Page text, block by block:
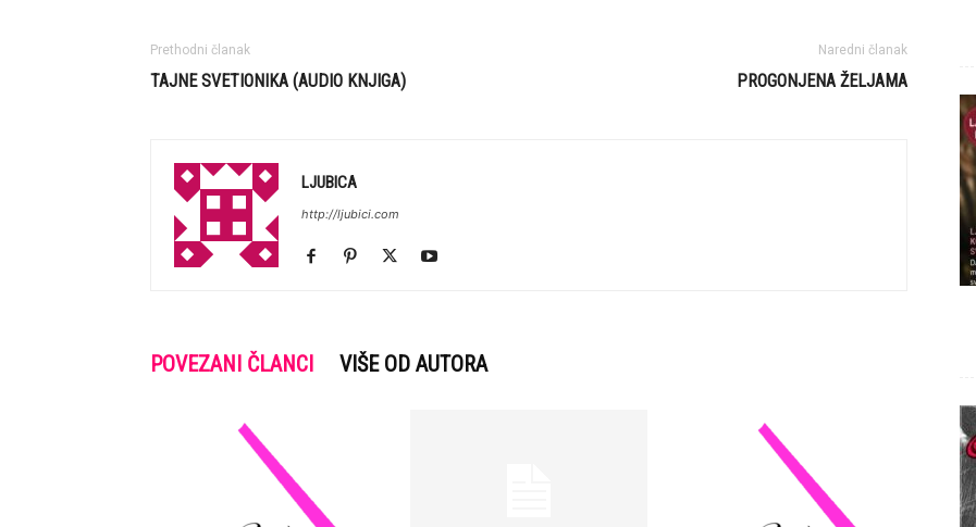
Prethodni članak
TAJNE SVETIONIKA (AUDIO KNJIGA)
Naredni članak
PROGONJENA ŽELJAMA
LJUBICA
http://ljubici.com
POVEZANI ČLANCI VIŠE OD AUTORA